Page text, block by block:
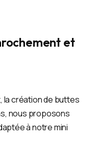
et
la création de buttes
nous proposons
à notre mini